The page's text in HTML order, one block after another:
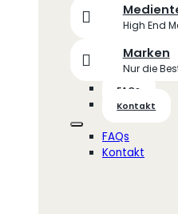
High End
Marken
Nur die
FAQs
Kontakt
FAQs
Kontakt